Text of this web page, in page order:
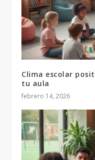
Clima escolar
tu aula
febrero 14, 2026